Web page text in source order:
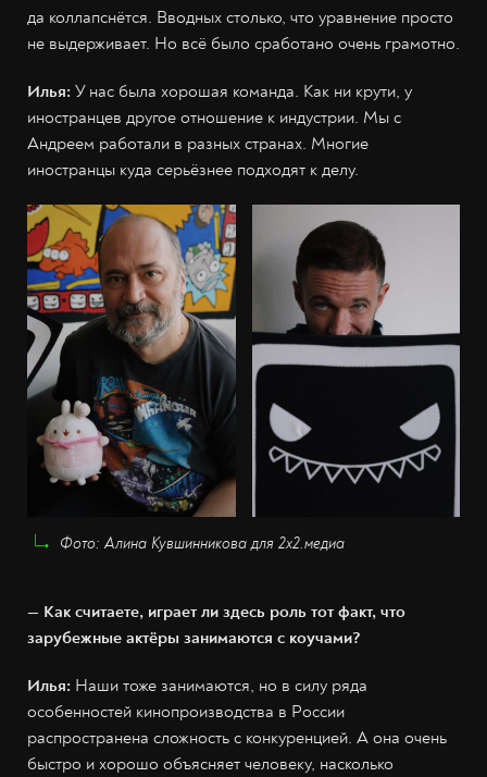
да коллапснётся. Вводных столько, что уравнение просто
не выдерживает. Но всё было сработано очень грамотно.
Илья: У нас была хорошая команда. Как ни крути, у
иностранцев другое отношение к индустрии. Мы с
Андреем работали в разных странах. Многие
иностранцы куда серьёзнее подходят к делу.
Фото: Алина Кувшинникова для 2х2.медиа
— Как считаете, играет ли здесь роль тот факт, что
зарубежные актёры занимаются с коучами?
Илья: Наши тоже занимаются, но в силу ряда
особенностей кинопроизводства в России
распространена сложность с конкуренцией. А она очень
быстро и хорошо объясняет человеку, насколько